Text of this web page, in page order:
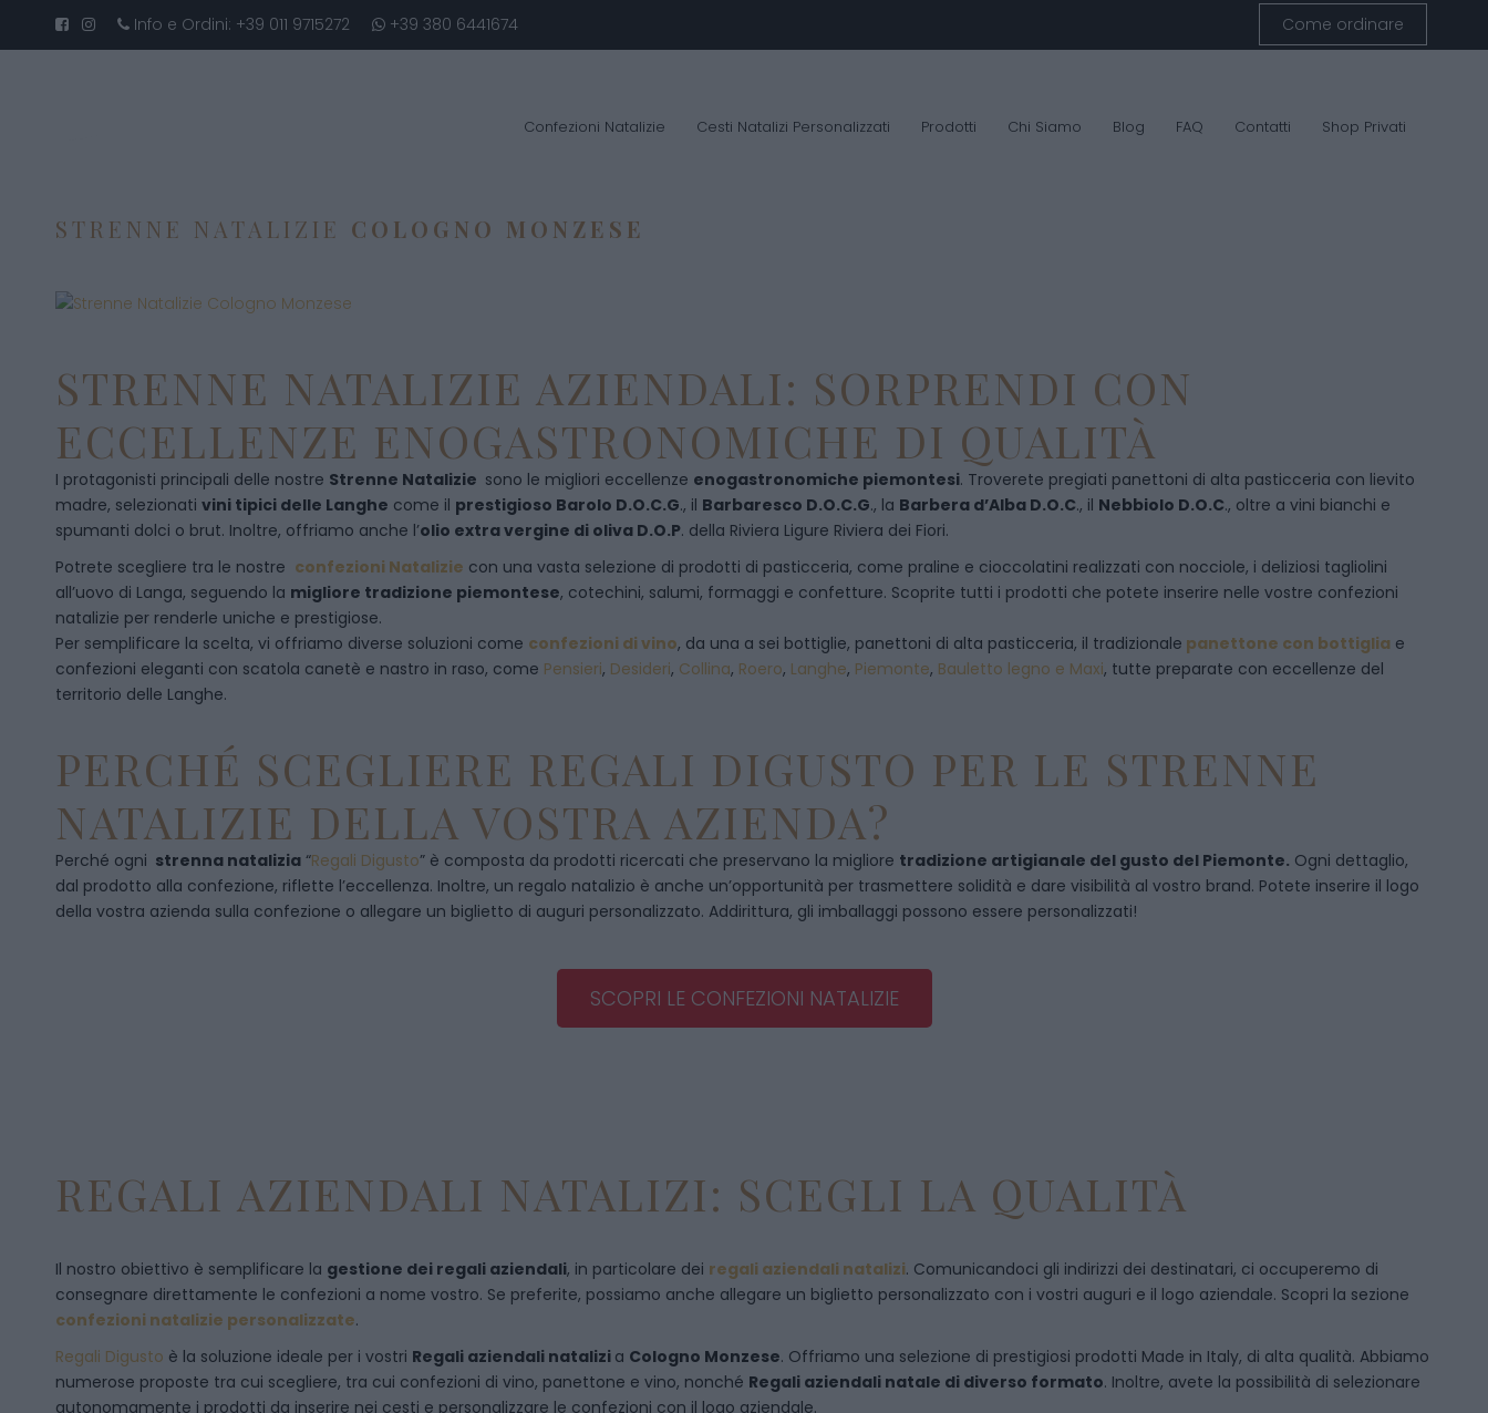
Info e Ordini: +39 011 9715272 +39 380 6441674 Come ordinare
Confezioni Natalizie Cesti Natalizi Personalizzati Prodotti Chi Siamo Blog FAQ Contatti Shop Privati
STRENNE NATALIZIE COLOGNO MONZESE
STRENNE NATALIZIE AZIENDALI: SORPRENDI CON
ECCELLENZE ENOGASTRONOMICHE DI QUALITÀ
I protagonisti principali delle nostre Strenne Natalizie sono le migliori eccellenze enogastronomiche piemontesi. Troverete pregiati panettoni di alta pasticceria con lievito
madre, selezionati vini tipici delle Langhe come il prestigioso Barolo D.O.C.G., il Barbaresco D.O.C.G., la Barbera d’Alba D.O.C., il Nebbiolo D.O.C., oltre a vini bianchi e
spumanti dolci o brut. Inoltre, offriamo anche l’olio extra vergine di oliva D.O.P. della Riviera Ligure Riviera dei Fiori.
Potrete scegliere tra le nostre confezioni Natalizie con una vasta selezione di prodotti di pasticceria, come praline e cioccolatini realizzati con nocciole, i deliziosi tagliolini
all’uovo di Langa, seguendo la migliore tradizione piemontese, cotechini, salumi, formaggi e confetture. Scoprite tutti i prodotti che potete inserire nelle vostre confezioni
natalizie per renderle uniche e prestigiose.
Per semplificare la scelta, vi offriamo diverse soluzioni come confezioni di vino, da una a sei bottiglie, panettoni di alta pasticceria, il tradizionale panettone con bottiglia e
confezioni eleganti con scatola canetè e nastro in raso, come Pensieri, Desideri, Collina, Roero, Langhe, Piemonte, Bauletto legno e Maxi, tutte preparate con eccellenze del
territorio delle Langhe.
PERCHÉ SCEGLIERE REGALI DIGUSTO PER LE STRENNE
NATALIZIE DELLA VOSTRA AZIENDA?
Perché ogni strenna natalizia “Regali Digusto” è composta da prodotti ricercati che preservano la migliore tradizione artigianale del gusto del Piemonte. Ogni dettaglio,
dal prodotto alla confezione, riflette l’eccellenza. Inoltre, un regalo natalizio è anche un’opportunità per trasmettere solidità e dare visibilità al vostro brand. Potete inserire il logo
della vostra azienda sulla confezione o allegare un biglietto di auguri personalizzato. Addirittura, gli imballaggi possono essere personalizzati!
SCOPRI LE CONFEZIONI NATALIZIE
REGALI AZIENDALI NATALIZI: SCEGLI LA QUALITÀ
Il nostro obiettivo è semplificare la gestione dei regali aziendali, in particolare dei regali aziendali natalizi. Comunicandoci gli indirizzi dei destinatari, ci occuperemo di
consegnare direttamente le confezioni a nome vostro. Se preferite, possiamo anche allegare un biglietto personalizzato con i vostri auguri e il logo aziendale. Scopri la sezione
confezioni natalizie personalizzate.
Regali Digusto è la soluzione ideale per i vostri Regali aziendali natalizi a Cologno Monzese. Offriamo una selezione di prestigiosi prodotti Made in Italy, di alta qualità. Abbiamo
numerose proposte tra cui scegliere, tra cui confezioni di vino, panettone e vino, nonché Regali aziendali natale di diverso formato. Inoltre, avete la possibilità di selezionare
autonomamente i prodotti da inserire nei cesti e personalizzare le confezioni con il logo aziendale.